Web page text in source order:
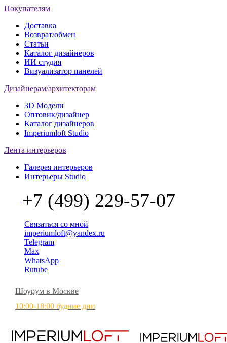
Покупателям
Доставка
Возврат/обмен
Статьи
Каталог дизайнеров
ИИ студия
Визуализатор панелей
Дизайнерам/архитекторам
3D Модели
Оптовик/дизайнер
Каталог дизайнеров
Imperiumloft Studio
Лента интерьеров
Галерея интерьеров
Интерьеры Studio
+7 (499) 229-57-07
Связаться со мной
imperiumloft@yandex.ru
Telegram
Max
WhatsApp
Rutube
Шоурум в Москве
10:00-18:00 будние дни